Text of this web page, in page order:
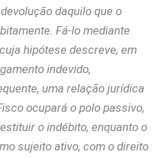
daquilo que o
Fá-lo mediante
hipótese descreve, em
indevido,
uma relação jurídica
ocupará o polo passivo,
o indébito, enquanto o
sujeito ativo, com o direito